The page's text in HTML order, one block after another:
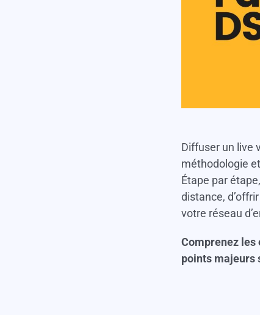
Diffuser un live
méthodologie
Étape par
distance,
votre réseau
Comprenez les
points majeurs